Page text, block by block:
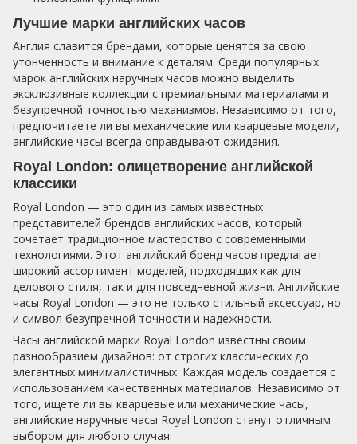
Лучшие марки английских часов
Англия славится брендами, которые ценятся за свою
утонченность и внимание к деталям. Среди популярных
марок английских наручных часов можно выделить
эксклюзивные коллекции с премиальными материалами и
безупречной точностью механизмов. Независимо от того,
предпочитаете ли вы механические или кварцевые модели,
английские часы всегда оправдывают ожидания.
Royal London: олицетворение английской
классики
Royal London — это один из самых известных
представителей брендов английских часов, который
сочетает традиционное мастерство с современными
технологиями. Этот английский бренд часов предлагает
широкий ассортимент моделей, подходящих как для
делового стиля, так и для повседневной жизни. Английские
часы Royal London — это не только стильный аксессуар, но
и символ безупречной точности и надежности.
Часы английской марки Royal London известны своим
разнообразием дизайнов: от строгих классических до
элегантных минималистичных. Каждая модель создается с
использованием качественных материалов. Независимо от
того, ищете ли вы кварцевые или механические часы,
английские наручные часы Royal London станут отличным
выбором для любого случая.